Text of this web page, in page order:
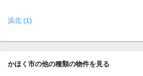
浜北 (1)
かほく市の他の種類の物件を見る